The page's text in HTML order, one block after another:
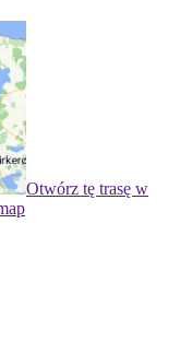
Otwórz tę trasę w